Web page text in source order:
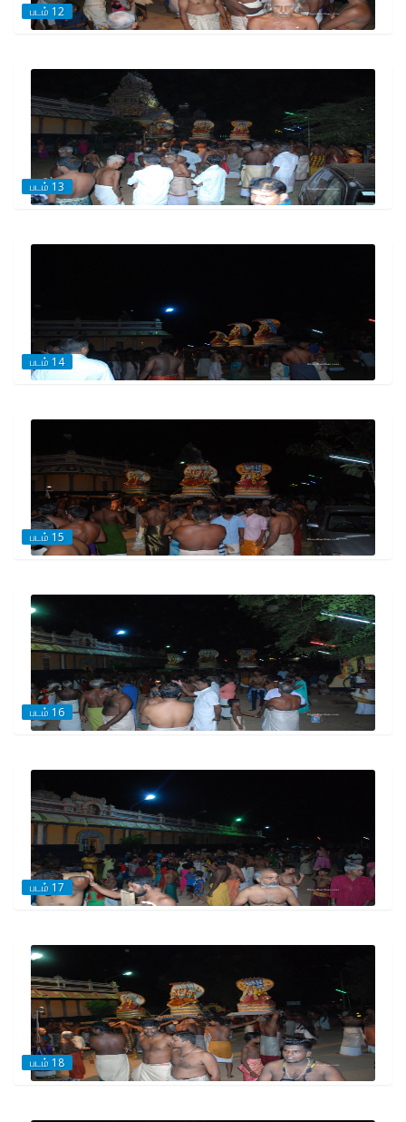
படம் 12
படம் 13
படம் 14
படம் 15
படம் 16
படம் 17
படம் 18